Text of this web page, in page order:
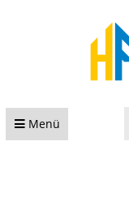
Menü